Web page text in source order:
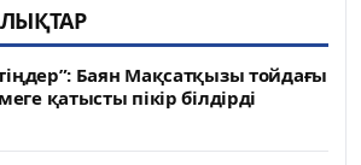
Баян Мақсатқызы тойдағы
қатысты пікір білдірді